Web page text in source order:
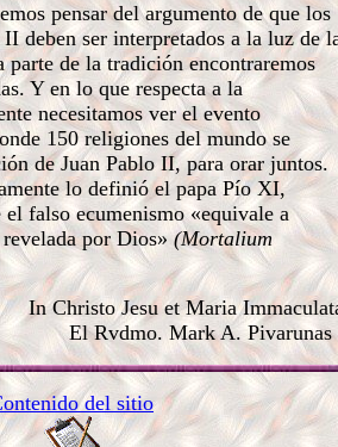
pensar del argumento de que los
deben ser interpretados a la luz de
parte de la tradición encontraremos
Y en lo que respecta a la
necesitamos ver el evento
150 religiones del mundo se
de Juan Pablo II, para orar juntos.
lo definió el papa Pío XI,
el falso ecumenismo «equivale a
por Dios»(Mortalium
In Christo Jesu et Maria
El Rvdmo. Mark A. Pivarunas
del sitio